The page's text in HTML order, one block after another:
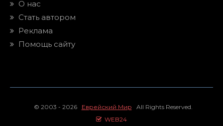
О нас
Стать автором
Реклама
Помощь сайту
© 2003 - 2026 Еврейский Мир All Rights Reserved.
WEB24